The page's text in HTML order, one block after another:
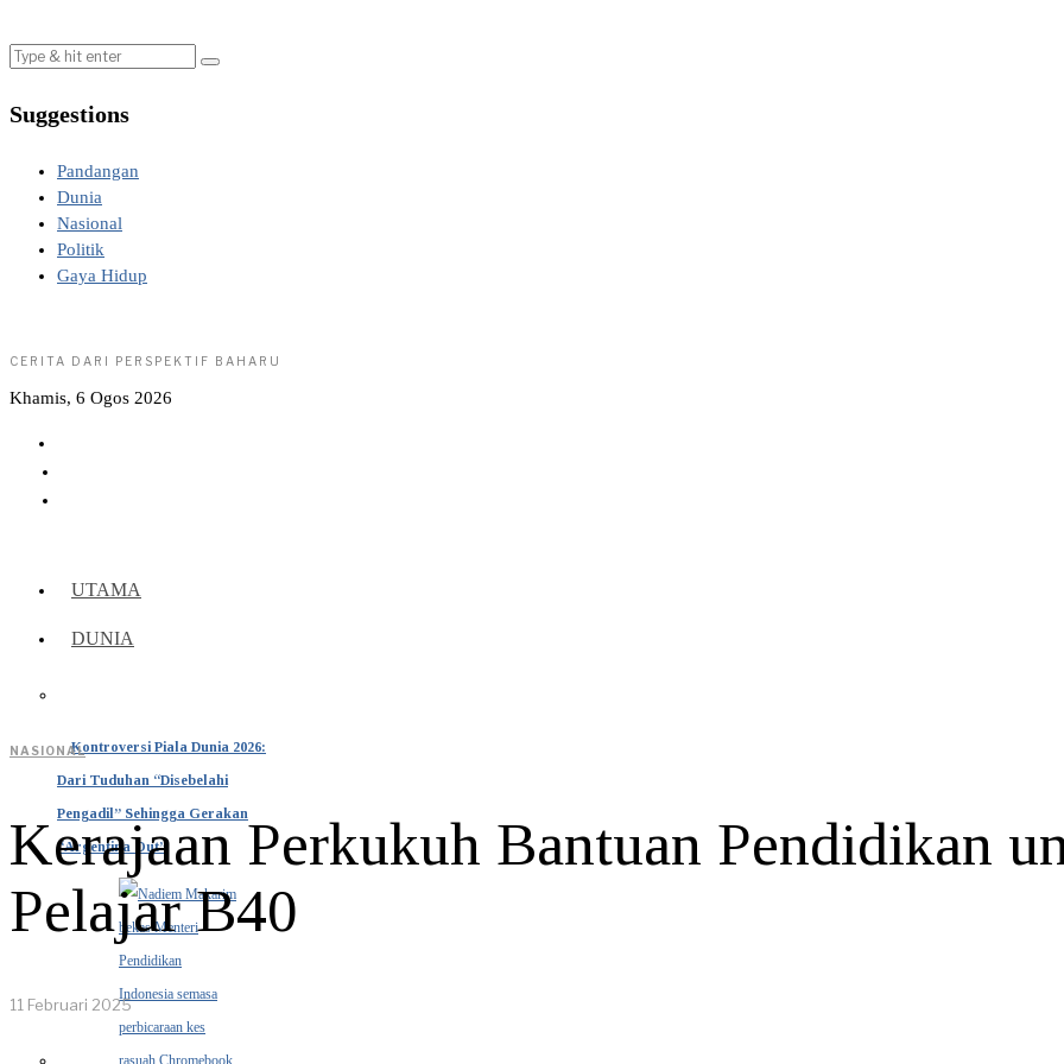
Suggestions
Pandangan
Dunia
Nasional
Politik
Gaya Hidup
CERITA DARI PERSPEKTIF BAHARU
Khamis, 6 Ogos 2026
UTAMA
DUNIA
Kontroversi Piala Dunia 2026:
Dari Tuduhan “Disebelahi
Pengadil” Sehingga Gerakan
“Argentina Out”
NASIONAL
Kerajaan Perkukuh Bantuan Pendidikan
Pelajar B40
11 Februari 2025